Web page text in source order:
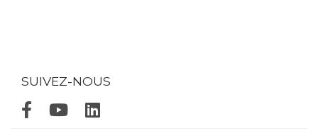
SUIVEZ-NOUS